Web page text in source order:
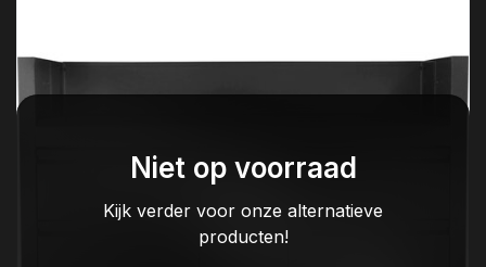
Niet op voorraad
Kijk verder voor onze alternatieve
producten!